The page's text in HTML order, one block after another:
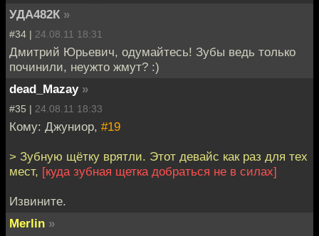
УДА482К »
#34 | 24.08.11 18:31
Дмитрий Юрьевич, одумайтесь! Зубы ведь только
починили, неужто жмут? :)
dead_Mazay »
#35 | 24.08.11 18:33
Кому: Джуниор, #19
> Зубную щётку врятли. Этот девайс как раз для тех
мест, [куда зубная щетка добраться не в силах]
Извините.
Merlin »